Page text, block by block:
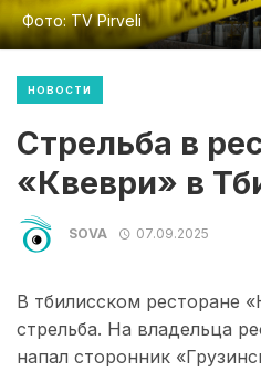
Фото: TV Pirveli
НОВОСТИ
Стрельба в
«Квеври» в
SOVA 07.09.2025
В тбилисском ресторане
стрельба. На владельца
напал сторонник